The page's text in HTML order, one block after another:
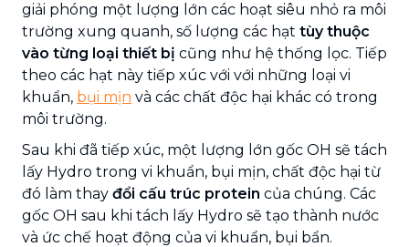
giải phóng một lượng lớn các hoạt siêu nhỏ ra môi
trường xung quanh, số lượng các hạt tùy thuộc
vào từng loại thiết bị cũng như hệ thống lọc. Tiếp
theo các hạt này tiếp xúc với với những loại vi
khuẩn, bụi mịn và các chất độc hại khác có trong
môi trường.
Sau khi đã tiếp xúc, một lượng lớn gốc OH sẽ tách
lấy Hydro trong vi khuẩn, bụi mịn, chất độc hại từ
đó làm thay đổi cấu trúc protein của chúng. Các
gốc OH sau khi tách lấy Hydro sẽ tạo thành nước
và ức chế hoạt động của vi khuẩn, bụi bẩn.